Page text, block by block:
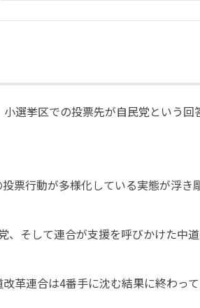
選挙区での投票先が自民党という回
票行動が多様化している実態が浮き
、そして連合が支援を呼びかけた中
革連合は4番手に沈む結果に終わって